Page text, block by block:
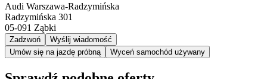
Audi Warszawa-Radzymińska
Radzymińska 301
05-091 Ząbki
Zadzwoń
Wyślij wiadomość
Umów się na jazdę próbną
Wyceń samochód używany